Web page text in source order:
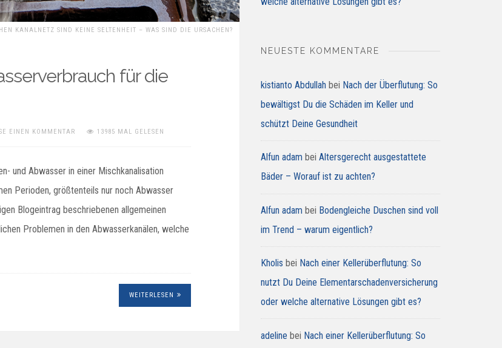
KANALNETZ SIND KEINE SELTENHEIT – WAS SIND DIE URSACHEN?
für die
EINEN KOMMENTAR 13985 MAL GELESEN
und Abwasser in einer Mischkanalisation
Perioden, größtenteils nur noch Abwasser
Blogeintrag beschriebenen allgemeinen
Problemen in den Abwasserkanälen, welche
WEITERLESEN
NEUESTE KOMMENTARE
kistianto Abdullah bei Nach der Überflutung: So
bewältigst Du die Schäden im Keller und
schützt Deine Gesundheit
Alfun adam bei Altersgerecht ausgestattete
Bäder – Worauf ist zu achten?
Alfun adam bei Bodengleiche Duschen sind voll
im Trend – warum eigentlich?
Kholis bei Nach einer Kellerüberflutung: So
nutzt Du Deine Elementarschadenversicherung
oder welche alternative Lösungen gibt es?
adeline bei Nach einer Kellerüberflutung: So